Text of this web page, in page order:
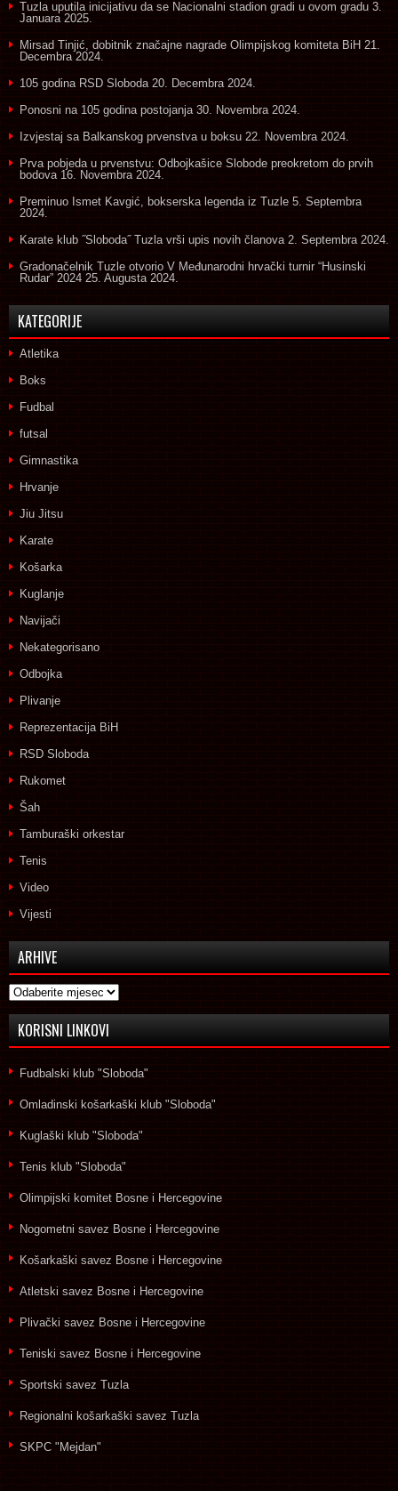
Tuzla uputila inicijativu da se Nacionalni stadion gradi u ovom gradu 3.
Januara 2025.
Mirsad Tinjić, dobitnik značajne nagrade Olimpijskog komiteta BiH 21.
Decembra 2024.
105 godina RSD Sloboda 20. Decembra 2024.
Ponosni na 105 godina postojanja 30. Novembra 2024.
Izvjestaj sa Balkanskog prvenstva u boksu 22. Novembra 2024.
Prva pobjeda u prvenstvu: Odbojkašice Slobode preokretom do prvih
bodova 16. Novembra 2024.
Preminuo Ismet Kavgić, bokserska legenda iz Tuzle 5. Septembra
2024.
Karate klub ˝Sloboda˝ Tuzla vrši upis novih članova 2. Septembra 2024.
Gradonačelnik Tuzle otvorio V Međunarodni hrvački turnir “Husinski
Rudar” 2024 25. Augusta 2024.
KATEGORIJE
Atletika
Boks
Fudbal
futsal
Gimnastika
Hrvanje
Jiu Jitsu
Karate
Košarka
Kuglanje
Navijači
Nekategorisano
Odbojka
Plivanje
Reprezentacija BiH
RSD Sloboda
Rukomet
Šah
Tamburaški orkestar
Tenis
Video
Vijesti
ARHIVE
Arhive
KORISNI LINKOVI
Fudbalski klub "Sloboda"
Omladinski košarkaški klub "Sloboda"
Kuglaški klub "Sloboda"
Tenis klub "Sloboda"
Olimpijski komitet Bosne i Hercegovine
Nogometni savez Bosne i Hercegovine
Košarkaški savez Bosne i Hercegovine
Atletski savez Bosne i Hercegovine
Plivački savez Bosne i Hercegovine
Teniski savez Bosne i Hercegovine
Sportski savez Tuzla
Regionalni košarkaški savez Tuzla
SKPC "Mejdan"